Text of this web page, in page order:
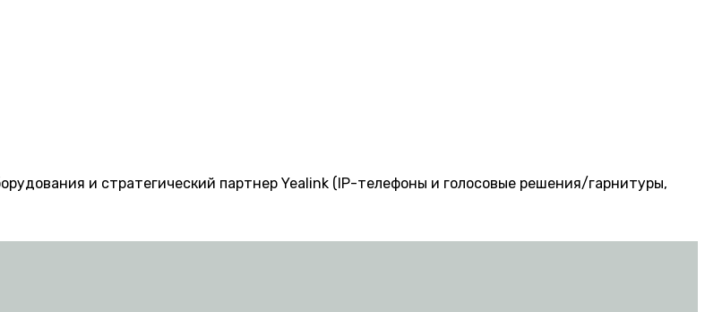
и стратегический партнер Yealink (IP-телефоны и голосовые решения/гарнитуры,